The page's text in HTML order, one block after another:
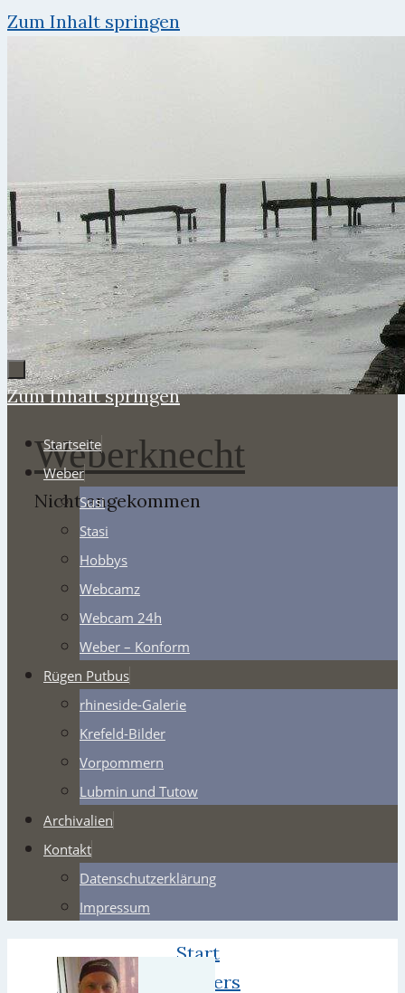
Zum Inhalt springen
Weberknecht
Nicht angekommen
Zum Inhalt springen
Startseite
Weber
Susi
Stasi
Hobbys
Webcamz
Webcam 24h
Weber – Konform
Rügen Putbus
rhineside-Galerie
Krefeld-Bilder
Vorpommern
Lubmin und Tutow
Archivalien
Kontakt
Datenschutzerklärung
Impressum
Start
Webers